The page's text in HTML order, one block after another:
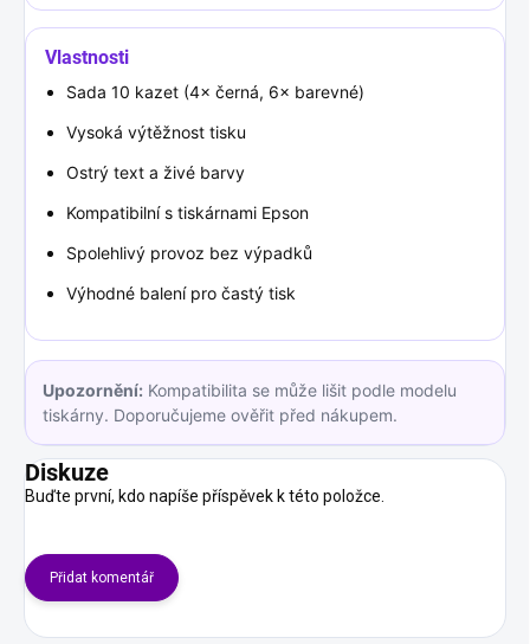
Vlastnosti
Sada 10 kazet (4× černá, 6× barevné)
Vysoká výtěžnost tisku
Ostrý text a živé barvy
Kompatibilní s tiskárnami Epson
Spolehlivý provoz bez výpadků
Výhodné balení pro častý tisk
Upozornění: Kompatibilita se může lišit podle modelu
tiskárny. Doporučujeme ověřit před nákupem.
Diskuze
Buďte první, kdo napíše příspěvek k této položce.
Přidat komentář